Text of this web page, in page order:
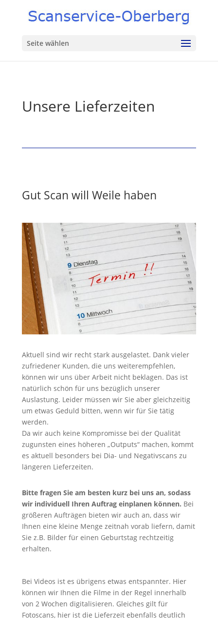
Seite wählen
Unsere Lieferzeiten
Gut Scan will Weile haben
Aktuell sind wir recht stark ausgelastet. Dank vieler
zufriedener Kunden, die uns weiterempfehlen,
können wir uns über Arbeit nicht beklagen. Das ist
natürlich schön für uns bezüglich unserer
Auslastung. Leider müssen wir Sie aber gleichzeitig
um etwas Geduld bitten, wenn wir für Sie tätig
werden.
Da wir auch keine Kompromisse bei der Qualität
zugunsten eines höheren „Outputs“ machen, kommt
es aktuell besonders bei Dia- und Negativscans zu
längeren Lieferzeiten.
Bitte fragen Sie am besten kurz bei uns an, sodass
wir individuell Ihren Auftrag einplanen können. Bei
größeren Aufträgen bieten wir auch an, dass wir
Ihnen eine kleine Menge zeitnah vorab liefern, damit
Sie z.B. Bilder für einen Geburtstag rechtzeitig
erhalten.
Bei Videos ist es übrigens etwas entspannter. Hier
können wir Ihnen die Filme in der Regel innerhalb
von 2 Wochen digitalisieren. Gleiches gilt für
Fotoscans, hier ist die Lieferzeit ebenfalls deutlich